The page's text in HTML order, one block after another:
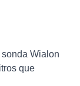
Wialon
que